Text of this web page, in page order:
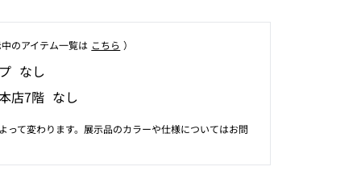
のアイテム⼀覧は こちら ）
なし
店7階 なし
って変わります。展示品のカラーや仕様についてはお問